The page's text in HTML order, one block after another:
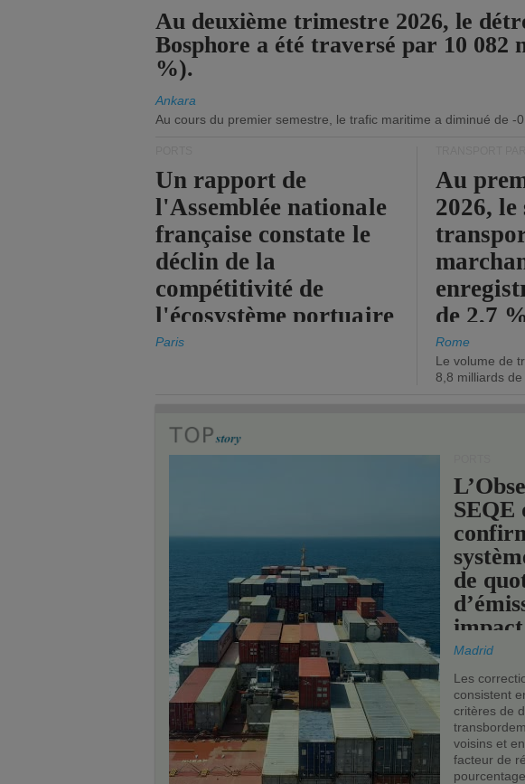
Au deuxième trimestre 2026, le
Bosphore a été traversé par 10 082
%).
Ankara
Au cours du premier semestre, le trafic maritime a diminué de -
Un rapport de
l'Assemblée nationale
française constate le
déclin de la
compétitivité de
l'écosystème portuaire
de l'État.
Paris
Au
2026, le
de 2,7
chiffre
Rome
Le volume de
8,8 milliards de
SEQE
de
les
Madrid
Les
consistent
critères de
voisins et
facteur de